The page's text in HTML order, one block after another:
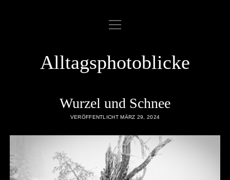
ABOUT
DATENSCHUTZERKLÄRUNG
IMPRESSUM
LINKLIST
SAMPLE PAGE
Menü
öffnen
Alltagsphotoblicke
Wurzel und Schnee
VERÖFFENTLICHT MÄRZ 29, 2024